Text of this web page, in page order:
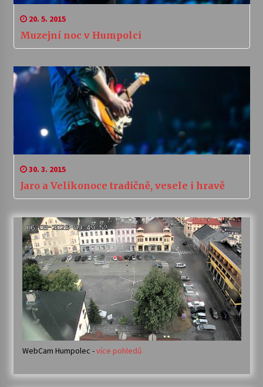
20. 5. 2015
Muzejní noc v Humpolci
30. 3. 2015
Jaro a Velikonoce tradičně, vesele i hravě
WebCam Humpolec -více pohledů